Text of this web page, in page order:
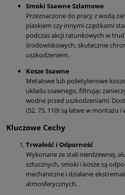
Smoki Ssawne Szlamowe
Przeznaczone do pracy z wodą
piaskiem czy innymi cząstkami
podczas akcji ratunkowych w
środowiskowych, skutecznie
uszkodzeniem.
Kosze Ssawne
Metalowe lub polietylenowe
układu ssawnego, filtrując
wodne przed uszkodzeniami.
(52, 75, 110) są łatwe w montażu
Kluczowe Cechy
Trwałość i Odporność
Wykonane ze stali nierdzewnej,
sztucznych, smoki i kosze są
mechaniczne i działanie
atmosferycznych.